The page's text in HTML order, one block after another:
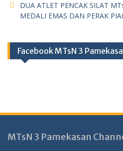
DUA ATLET PENCAK SILAT
MEDALI EMAS DAN PERAK
Facebook MTsN 3
MTsN 3 Pamekasan